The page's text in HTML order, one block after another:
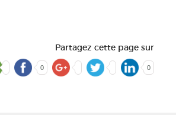
Partagez cette page sur
0 0